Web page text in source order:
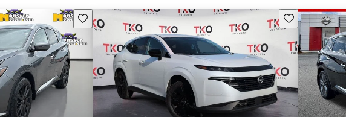
Guarda este Aviso Guarda este